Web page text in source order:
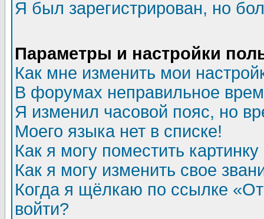
Я был зарегистрирован, но
Параметры и настройки
Как мне изменить мои
В форумах неправильное
Я изменил часовой пояс, но
Моего языка нет в списке!
Как я могу поместить
Как я могу изменить свое
Когда я щёлкаю по ссылке
войти?